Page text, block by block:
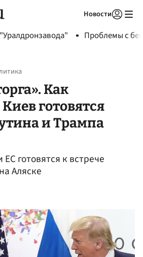
Новости
Проблемы с
Как
готовятся
и Трампа
готовятся к встрече
Аляске